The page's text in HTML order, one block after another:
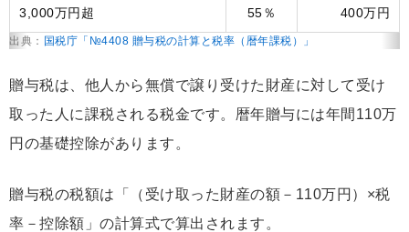
3,000万円超 55％ 400万円
出典： 国税庁「№4408 贈与税の計算と税率（暦年課税）」
贈与税は、他人から無償で譲り受けた財産に対して受け
取った人に課税される税金です。暦年贈与には年間110万
円の基礎控除があります。
贈与税の税額は「（受け取った財産の額－110万円）×税
率－控除額」の計算式で算出されます。